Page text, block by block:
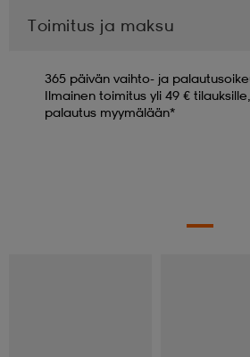
Toimitus ja maksu
365 päivän vaihto- ja
Ilmainen toimitus yli 49 €
palautus myymälään*